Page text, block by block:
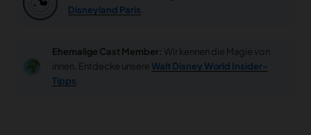
Disneyland Paris
Ehemalige Cast Member: Wir kennen die Magie von
innen. Entdecke unsere Walt Disney World Insider-
Tipps